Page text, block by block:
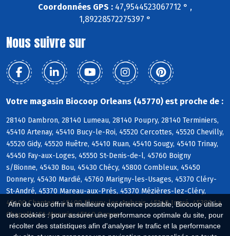
Afin de vous offrir la meilleure expérience possible, Biocoop utilise
des cookies : pour assurer une performance optimale du site, pour
récolter des statistiques afin d'analyser le trafic et la performance
Coordonnées GPS : 47,9544523067712 ° ,
1,89228572275397 °
Nous suivre sur
Votre magasin Biocoop Orleans (45770) est proche de :
28140 Dambron, 28140 Lumeau, 28140 Poupry, 28140 Terminiers,
45410 Artenay, 45410 Bucy-le-Roi, 45520 Cercottes, 45520 Chevilly,
45520 Gidy, 45520 Huêtre, 45410 Ruan, 45410 Sougy, 45410 Trinay,
45450 Fay-aux-Loges, 45550 St-Denis-de-l, 45760 Boigny
s/Bionne, 45430 Bou, 45430 Chécy, 45800 Combleux, 45450
Donnery, 45430 Mardié, 45760 Marigny-les-Usages, 45370 Cléry-
St-André, 45370 Mareau-aux-Prés, 45370 Mézières-lez-Cléry,
45400 Chanteau, 45400 Fleury-les-Aubrais, 45140 Ingré, 45380 La
Chapelle-St-Mesmin, 45140 Ormes